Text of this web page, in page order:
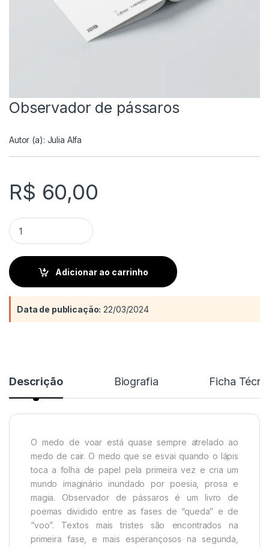
Observador de pássaros
Autor (a): Julia Alfa
R$ 60,00
Observador de pássaros quantity
Adicionar ao carrinho
Data de publicação: 22/03/2024
Descrição Biografia Ficha
O medo de voar está quase sempre atrelado ao
medo de cair. O medo que se esvai quando o lápis
toca a folha de papel pela primeira vez e cria um
mundo imaginário inundado por poesia, prosa e
magia. Observador de pássaros é um livro de
poemas dividido entre as fases de “queda” e de
“voo”. Textos mais tristes são encontrados na
primeira fase, e mais esperançosos na segunda,